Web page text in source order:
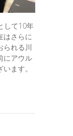
して10年
はさらに
られる川
にアウル
ます。